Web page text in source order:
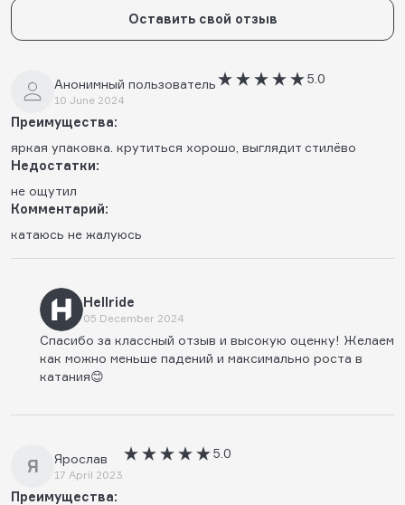
Оставить свой отзыв
Анонимный пользователь
10 June 2024
5.0
Преимущества:
яркая упаковка. крутиться хорошо, выглядит стилëво
Недостатки:
не ощутил
Комментарий:
катаюсь не жалуюсь
Hellride
05 December 2024
Спасибо за классный отзыв и высокую оценку! Желаем
как можно меньше падений и максимально роста в
катания😊
Я Ярослав
17 April 2023
5.0
Преимущества: